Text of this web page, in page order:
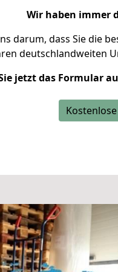
Wir haben immer
darum, dass Sie die
deutschlandweiten
jetzt das Formular